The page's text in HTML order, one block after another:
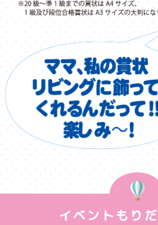
イベントもり